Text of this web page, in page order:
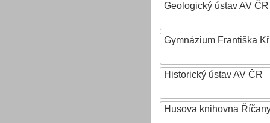
Geologický ústav AV ČR
Gymnázium Františka
Historický ústav AV ČR
Husova knihovna